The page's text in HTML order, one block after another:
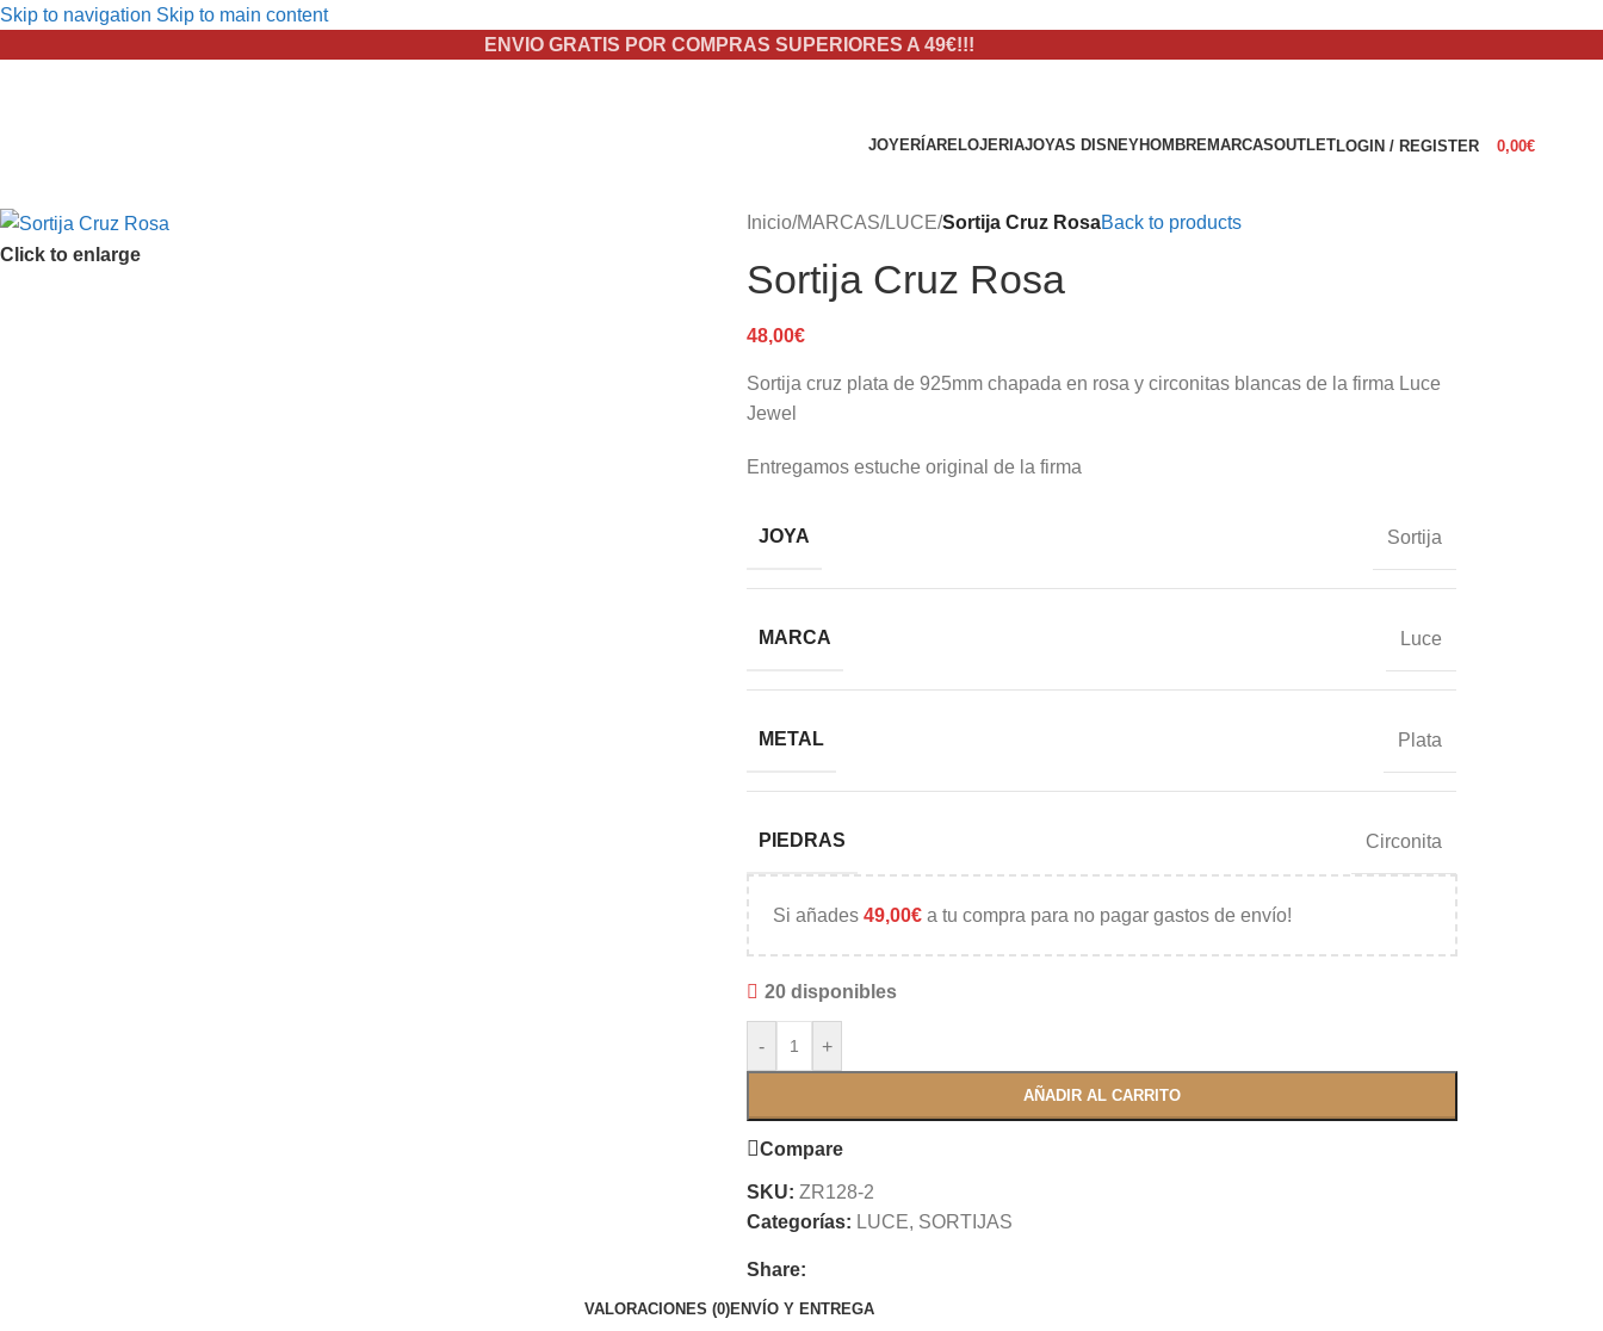
Skip to navigation Skip to main content
ENVIO GRATIS POR COMPRAS SUPERIORES A 49€!!!
JOYERÍARELOJERIAJOYAS DISNEYHOMBREMARCASOUTLETLOGIN / REGISTER 0,00€
Click to enlarge
Inicio/MARCAS/LUCE/Sortija Cruz RosaBack to products
Sortija Cruz Rosa
48,00€
Sortija cruz plata de 925mm chapada en rosa y circonitas blancas de la firma Luce
Jewel
Entregamos estuche original de la firma
JOYA Sortija
MARCA Luce
METAL Plata
PIEDRAS Circonita
Si añades 49,00€a tu compra para no pagar gastos de envío!
20 disponibles
- +
AÑADIR AL CARRITO
Compare
SKU: ZR128-2
Categorías: LUCE, SORTIJAS
Share:
VALORACIONES (0)ENVÍO Y ENTREGA